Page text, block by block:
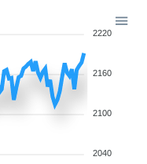
2220
2160
2100
2040